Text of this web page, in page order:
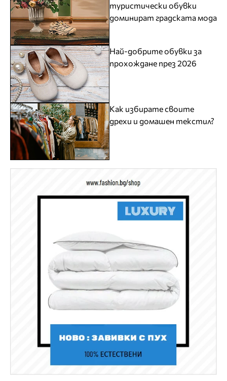
туристически обувки
доминират градската мода
Най-добрите обувки за
прохождане през 2026
Как избирате своите
дрехи и домашен текстил?